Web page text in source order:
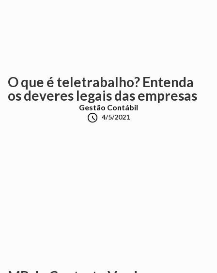
O que é teletrabalho? Entenda
os deveres legais das empresas
Gestão Contábil
 4/5/2021